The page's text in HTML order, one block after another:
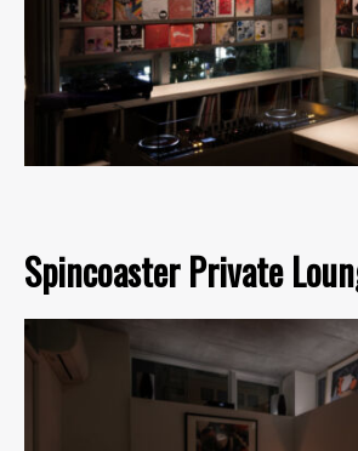
Spincoaster Private